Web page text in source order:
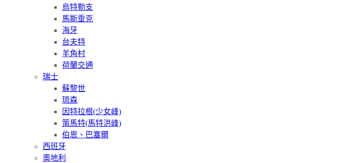
烏特勒支
馬斯垂克
海牙
台夫特
羊角村
荷蘭交通
瑞士
蘇黎世
琉森
因特拉根(少女峰)
策馬特(馬特洪峰)
伯恩、巴塞爾
西班牙
奧地利